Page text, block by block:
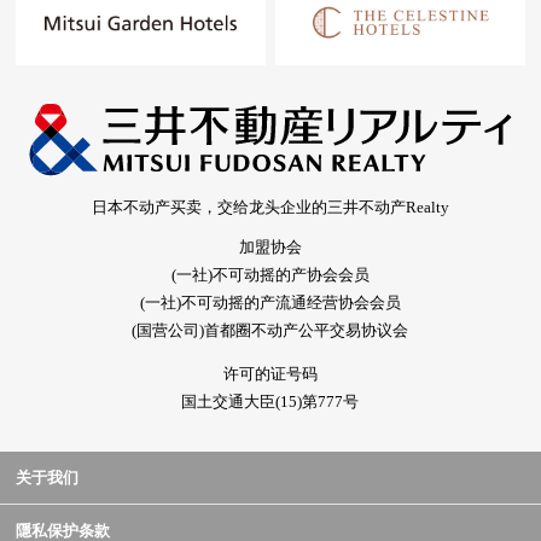
日本不动产买卖，交给龙头企业的三井不动产Realty
加盟协会
(一社)不可动摇的产协会会员
(一社)不可动摇的产流通经营协会会员
(国营公司)首都圈不动产公平交易协议会
许可的证号码
国土交通大臣(15)第777号
关于我们
隱私保护条款